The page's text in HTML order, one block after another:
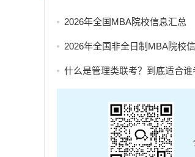
2026年全国MBA院校信息汇总
2026年全国非全日制MBA院校
什么是管理类联考？到底适合谁